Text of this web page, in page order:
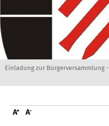
Einladung zur Bürgerversammlung -